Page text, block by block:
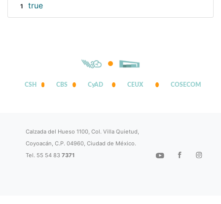
1 true
CSH CBS CyAD CEUX COSECOM
Calzada del Hueso 1100, Col. Villa Quietud,
Coyoacán, C.P. 04960, Ciudad de México.
Tel. 55 54 837371